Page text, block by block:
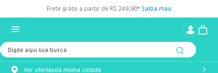
Frete grátis a partir de R$ 249,90* Saiba mais
Digite aqui sua busca
Ver ofertasda minha cidade